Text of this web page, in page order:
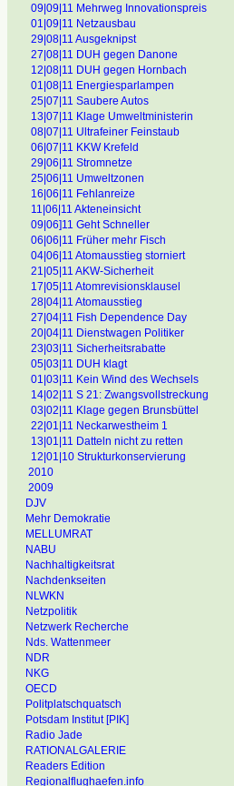
09|09|11 Mehrweg Innovationspreis
01|09|11 Netzausbau
29|08|11 Ausgeknipst
27|08|11 DUH gegen Danone
12|08|11 DUH gegen Hornbach
01|08|11 Energiesparlampen
25|07|11 Saubere Autos
13|07|11 Klage Umweltministerin
08|07|11 Ultrafeiner Feinstaub
06|07|11 KKW Krefeld
29|06|11 Stromnetze
25|06|11 Umweltzonen
16|06|11 Fehlanreize
11|06|11 Akteneinsicht
09|06]11 Geht Schneller
06|06|11 Früher mehr Fisch
04|06|11 Atomausstieg storniert
21|05|11 AKW-Sicherheit
17|05|11 Atomrevisionsklausel
28|04|11 Atomausstieg
27|04|11 Fish Dependence Day
20|04|11 Dienstwagen Politiker
23|03|11 Sicherheitsrabatte
05|03|11 DUH klagt
01|03|11 Kein Wind des Wechsels
14|02|11 S 21: Zwangsvollstreckung
03|02|11 Klage gegen Brunsbüttel
22|01|11 Neckarwestheim 1
13|01|11 Datteln nicht zu retten
12|01|10 Strukturkonservierung
2010
2009
DJV
Mehr Demokratie
MELLUMRAT
NABU
Nachhaltigkeitsrat
Nachdenkseiten
NLWKN
Netzpolitik
Netzwerk Recherche
Nds. Wattenmeer
NDR
NKG
OECD
Politplatschquatsch
Potsdam Institut [PIK]
Radio Jade
RATIONALGALERIE
Readers Edition
Regionalflughaefen.info